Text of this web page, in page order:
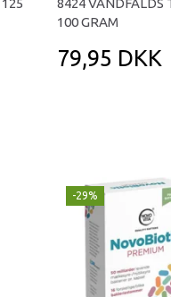
8424 VANDFALDS
100 GRAM
79,95 DKK
-29%